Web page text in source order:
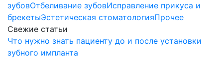
зубовОтбеливание зубовИсправление прикуса и
брекетыЭстетическая стоматологияПрочее
Свежие статьи
Что нужно знать пациенту до и после установки
зубного импланта